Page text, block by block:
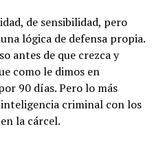
de sensibilidad, pero
lógica de defensa propia.
antes de que crezca y
como le dimos en
90 días. Pero lo más
criminal con los
la cárcel.